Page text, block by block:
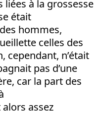
liées à la grossesse
était
hommes,
celles des
cependant, n’était
pas d’une
car la part des
assez